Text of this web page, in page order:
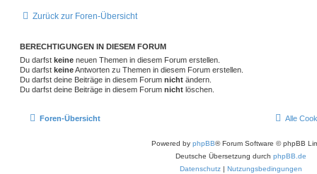
Zurück zur Foren-Übersicht
BERECHTIGUNGEN IN DIESEM FORUM
Du darfst keine neuen Themen in diesem Forum erstellen.
Du darfst keineAntworten zu Themen in diesem Forum erstellen.
Du darfst deine Beiträge in diesem Forum nicht ändern.
Du darfst deine Beiträge in diesem Forum nicht löschen.
Foren-Übersicht Alle
Powered by phpBB® Forum Software © phpBB
Deutsche Übersetzung durch phpBB.de
Datenschutz
Nutzungsbedingungen